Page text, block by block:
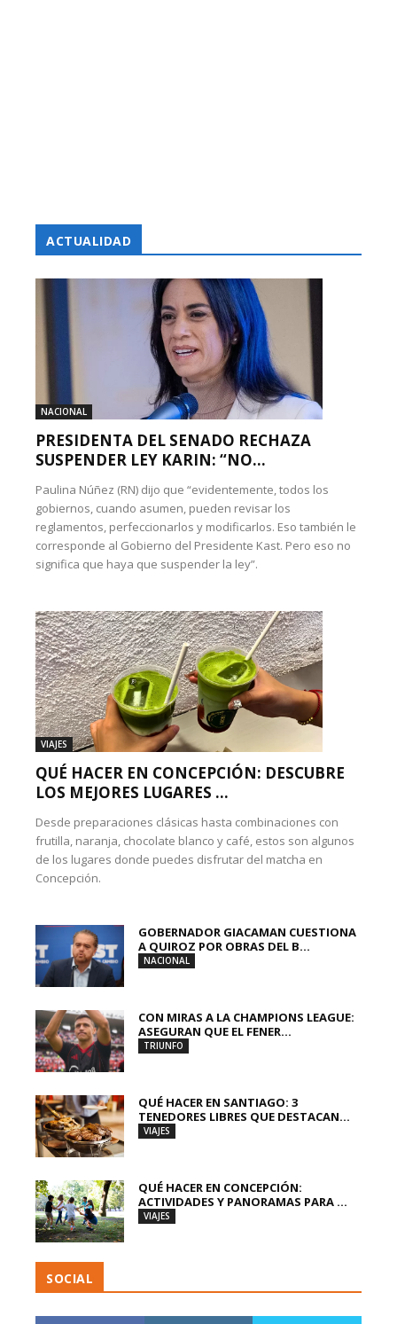
ACTUALIDAD
NACIONAL
PRESIDENTA DEL SENADO RECHAZA
SUSPENDER LEY KARIN: “NO...
Paulina Núñez (RN) dijo que “evidentemente, todos los
gobiernos, cuando asumen, pueden revisar los
reglamentos, perfeccionarlos y modificarlos. Eso también le
corresponde al Gobierno del Presidente Kast. Pero eso no
significa que haya que suspender la ley”.
VIAJES
QUÉ HACER EN CONCEPCIÓN: DESCUBRE
LOS MEJORES LUGARES ...
Desde preparaciones clásicas hasta combinaciones con
frutilla, naranja, chocolate blanco y café, estos son algunos
de los lugares donde puedes disfrutar del matcha en
Concepción.
GOBERNADOR GIACAMAN CUESTIONA
A QUIROZ POR OBRAS DEL B...
NACIONAL
CON MIRAS A LA CHAMPIONS LEAGUE:
ASEGURAN QUE EL FENER...
TRIUNFO
QUÉ HACER EN SANTIAGO: 3
TENEDORES LIBRES QUE DESTACAN...
VIAJES
QUÉ HACER EN CONCEPCIÓN:
ACTIVIDADES Y PANORAMAS PARA ...
VIAJES
SOCIAL